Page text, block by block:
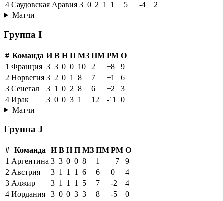
4 Саудовская Аравия 3 0 2 1 1 5 -4
2
Матчи
Группа I
# Команда И В Н П МЗ ПМ РМ О
1 Франция 3 3 0 0 10 2 +8
9
2 Норвегия 3 2 0 1 8 7 +1
6
3 Сенегал 3 1 0 2 8 6 +2
3
4 Ирак 3 0 0 3 1 12 -11
0
Матчи
Группа J
# Команда И В Н П МЗ ПМ РМ О
1 Аргентина 3 3 0 0 8 1 +7
9
2 Австрия 3 1 1 1 6 6 0
4
3 Алжир 3 1 1 1 5 7 -2
4
4 Иордания 3 0 0 3 3 8 -5
0